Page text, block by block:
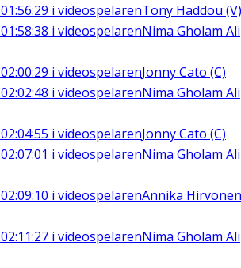
01:56:29 i videospelarenTony Haddou (V)
01:58:38 i videospelarenNima Gholam Ali
02:00:29 i videospelarenJonny Cato (C)
02:02:48 i videospelarenNima Gholam Ali
02:04:55 i videospelarenJonny Cato (C)
02:07:01 i videospelarenNima Gholam Ali
02:09:10 i videospelarenAnnika Hirvonen
02:11:27 i videospelarenNima Gholam Ali